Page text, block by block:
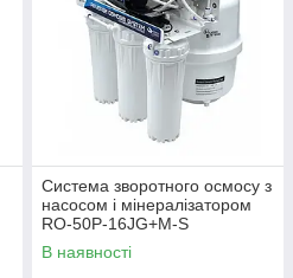
Система зворотного осмосу з
насосом і мінералізатором
RO-50P-16JG+M-S
В наявності